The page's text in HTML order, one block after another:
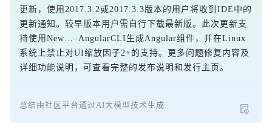
更新，使用2017.3.2或2017.3.3版本的用户将收到IDE中的
更新通知。较早版本用户需自行下载最新版。此次更新支
持使用New…–AngularCLI生成Angular组件，并在Linux
系统上禁止对UI缩放因子2+的支持。更多问题修复内容及
详细功能说明，可查看完整的发布说明和发行主页。
总结由社区平台通过AI大模型技术生成